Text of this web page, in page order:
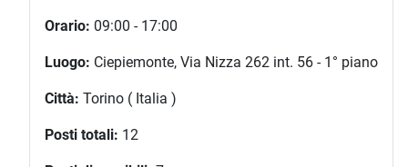
Orario: 09:00 - 17:00
Luogo: Ciepiemonte, Via Nizza 262 int. 56 - 1° piano
Città: Torino ( Italia )
Posti totali: 12